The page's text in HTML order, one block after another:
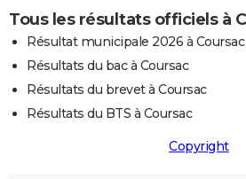
Tous les résultats officiels à
Résultat municipale 2026 à Coursac
Résultats du bac à Coursac
Résultats du brevet à Coursac
Résultats du BTS à Coursac
Copyright